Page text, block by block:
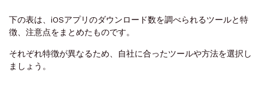
下の表は、iOSアプリのダウンロード数を調べられるツールと特
徴、注意点をまとめたものです。
それぞれ特徴が異なるため、自社に合ったツールや方法を選択し
ましょう。